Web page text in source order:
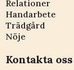
Relationer
Handarbete
Trädgård
Nöje
Kontakta oss